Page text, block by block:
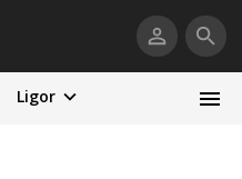
Ligor